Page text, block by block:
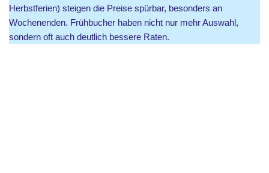
Herbstferien) steigen die Preise spürbar, besonders an
Wochenenden. Frühbucher haben nicht nur mehr Auswahl,
sondern oft auch deutlich bessere Raten.